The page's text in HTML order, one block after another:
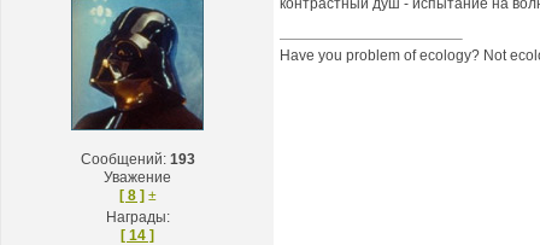
Сообщений: 193
Уважение
[ 8 ] ±
Награды:
[ 14 ]
контрастный душ - испытание на
Have you problem of ecology? Not